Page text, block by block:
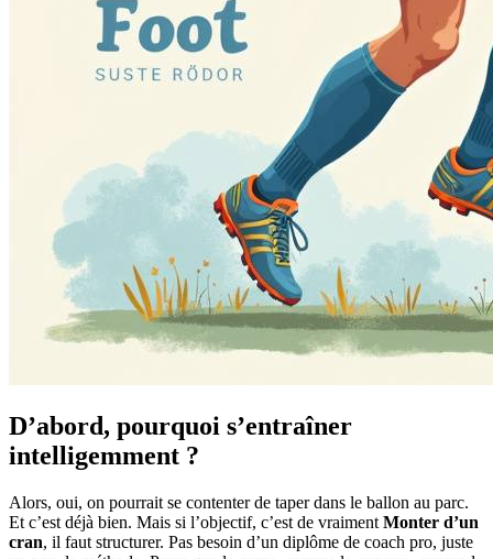
D’abord, pourquoi s’entraîner
intelligemment ?
Alors, oui, on pourrait se contenter de taper dans le ballon au parc.
Et c’est déjà bien. Mais si l’objectif, c’est de vraiment Monter d’un
cran, il faut structurer. Pas besoin d’un diplôme de coach pro, juste